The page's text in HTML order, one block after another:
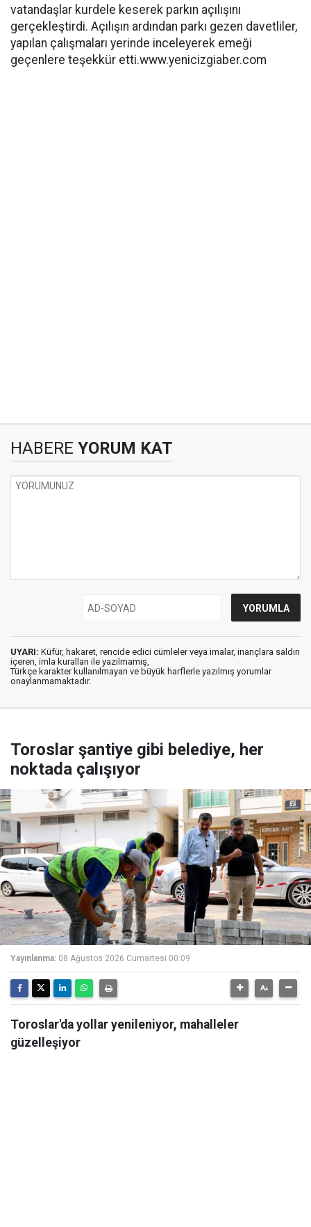
vatandaşlar kurdele keserek parkın açılışını
gerçekleştirdi. Açılışın ardından parkı gezen davetliler,
yapılan çalışmaları yerinde inceleyerek emeği
geçenlere teşekkür etti.www.yenicizgiaber.com
HABERE YORUM KAT
UYARI: Küfür, hakaret, rencide edici cümleler veya imalar, inançlara saldırı
içeren, imla kuralları ile yazılmamış,
Türkçe karakter kullanılmayan ve büyük harflerle yazılmış yorumlar
onaylanmamaktadır.
Toroslar şantiye gibi belediye, her
noktada çalışıyor
Yayınlanma: 08 Ağustos 2026 Cumartesi 00:09
Toroslar'da yollar yenileniyor, mahalleler
güzelleşiyor